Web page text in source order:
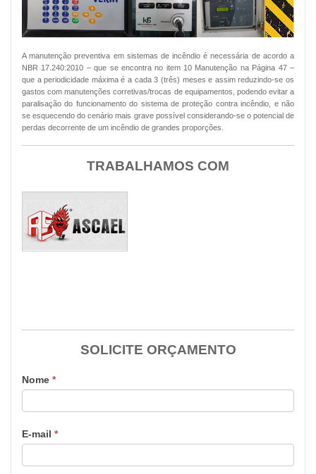
A manutenção preventiva em sistemas de incêndio é necessária de acordo a
NBR 17.240:2010 – que se encontra no item 10 Manutenção na Página 47 –
que a periodicidade máxima é a cada 3 (três) meses e assim reduzindo-se os
gastos com manutenções corretivas/trocas de equipamentos, podendo evitar a
paralisação do funcionamento do sistema de proteção contra incêndio, e não
se esquecendo do cenário mais grave possível considerando-se o potencial de
perdas decorrente de um incêndio de grandes proporções.
TRABALHAMOS COM
SOLICITE ORÇAMENTO
Nome *
E-mail *